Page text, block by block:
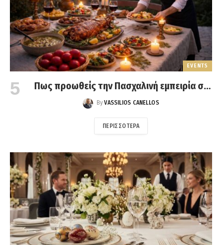
EVENTS
Πως προωθείς την Πασχαλινή εμπειρία σε
Έλληνες και ξένους
By VASSILIOS CANELLOS
ΠΕΡΙΣΣΌΤΕΡΑ